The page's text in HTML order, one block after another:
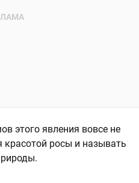
этого явления вовсе не
росы и называть